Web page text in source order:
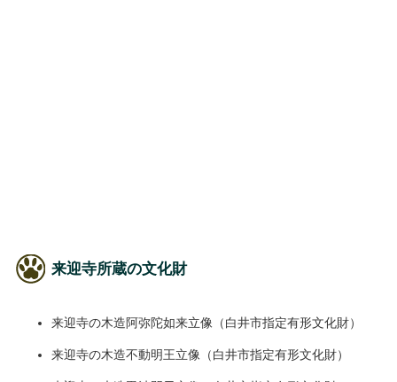
来迎寺所蔵の文化財
来迎寺の木造阿弥陀如来立像（白井市指定有形文化財）
来迎寺の木造不動明王立像（白井市指定有形文化財）